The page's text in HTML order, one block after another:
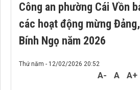
Công an phường Cái Vồn
các hoạt động mừng
Bính Ngọ năm 2026
Thứ năm - 12/02/2026 20:52
A- A A+